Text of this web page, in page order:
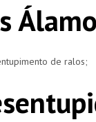
de ralos;